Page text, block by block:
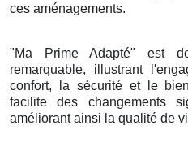
ces aménagements.
"Ma Prime Adapté" est
remarquable, illustrant
confort, la sécurité et le
facilite des changements
améliorant ainsi la qualité de